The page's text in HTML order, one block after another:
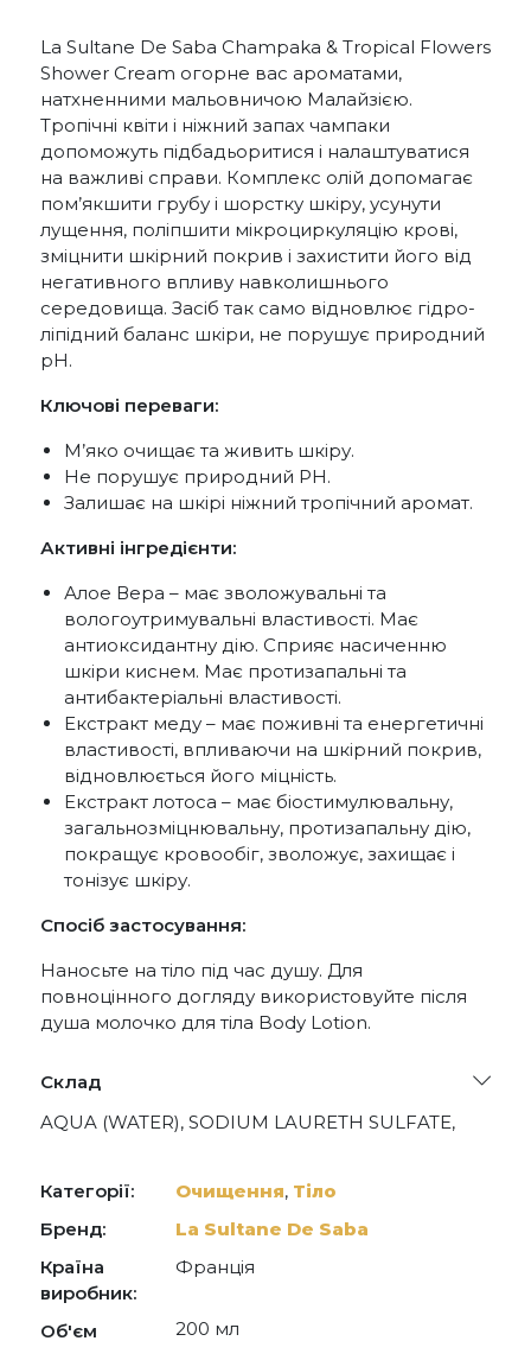
La Sultane De Saba Champaka & Tropical Flowers
Shower Cream огорне вас ароматами,
натхненними мальовничою Малайзією.
Тропічні квіти і ніжний запах чампаки
допоможуть підбадьоритися і налаштуватися
на важливі справи. Комплекс олій допомагає
пом’якшити грубу і шорстку шкіру, усунути
лущення, поліпшити мікроциркуляцію крові,
зміцнити шкірний покрив і захистити його від
негативного впливу навколишнього
середовища. Засіб так само відновлює гідро-
ліпідний баланс шкіри, не порушує природний
рН.
Ключові переваги:
М’яко очищає та живить шкіру.
Не порушує природний РН.
Залишає на шкірі ніжний тропічний аромат.
Активні інгредієнти:
Алое Вера – має зволожувальні та
вологоутримувальні властивості. Має
антиоксидантну дію. Сприяє насиченню
шкіри киснем. Має протизапальні та
антибактеріальні властивості.
Екстракт меду – має поживні та енергетичні
властивості, впливаючи на шкірний покрив,
відновлюється його міцність.
Екстракт лотоса – має біостимулювальну,
загальнозміцнювальну, протизапальну дію,
покращує кровообіг, зволожує, захищає і
тонізує шкіру.
Спосіб застосування:
Наносьте на тіло під час душу. Для
повноцінного догляду використовуйте після
душа молочко для тіла Body Lotion.
Склад
AQUA (WATER), SODIUM LAURETH SULFATE,
GLUCOSIDE, PARFUM (FRAGRANCE), SODIUM
CHLORIDE, CITRIC ACID, LINALOOL, POTASSIUM
SORBATE, SODIUM BENZOATE, LOTUS
BARBADENSIS LEAF EXTRACT, HEXYL
CINNAMAL, MEL EXTRACT (HONEY EXTRACT), CI
Категорії: Очищення, Тіло
Бренд:
La Sultane De Saba
Країна
виробник:
Франція
Об'єм 200 мл